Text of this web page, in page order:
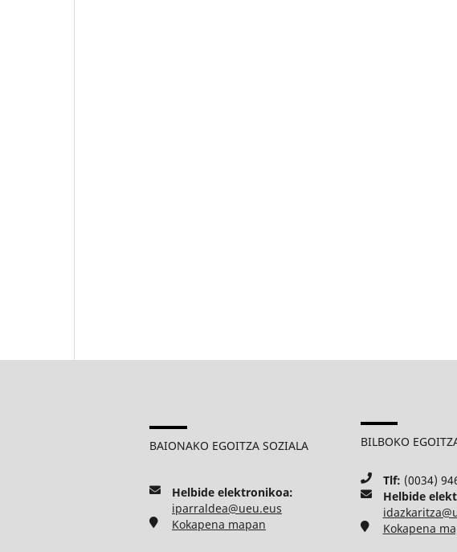
BAIONAKO EGOITZA SOZIALA
Helbide elektronikoa:
iparraldea@ueu.eus
Kokapena mapan
BILBOKO
Tlf: (0034)
Helbide
Kokapena